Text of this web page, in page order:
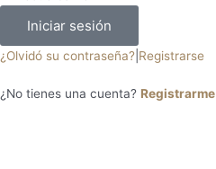
Iniciar sesión
¿Olvidó su contraseña? Registrarse
¿No tienes una cuenta? Registrarme